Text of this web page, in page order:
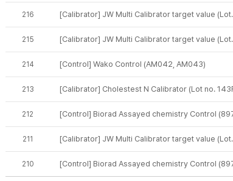
216 [Calibrator] JW Multi Calibrator target value
215 [Calibrator] JW Multi Calibrator target value
214 [Control] Wako Control (AM042, AM043)
213 [Calibrator] Cholestest N Calibrator (Lot no.
212 [Control] Biorad Assayed chemistry Control
211 [Calibrator] JW Multi Calibrator target value
210 [Control] Biorad Assayed chemistry Control